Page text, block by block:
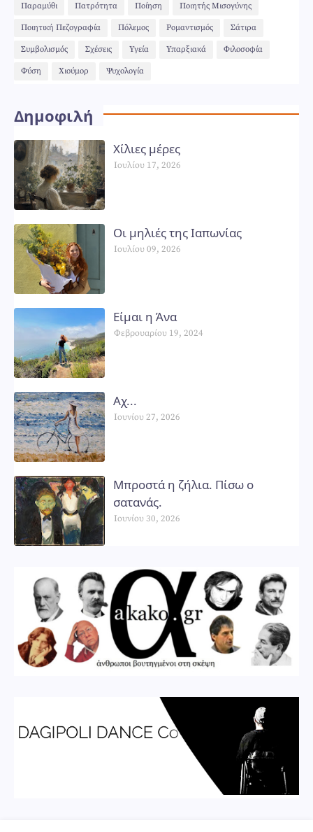
Παραμύθι Πατρότητα Ποίηση Ποιητής Μισογύνης
Ποιητική Πεζογραφία Πόλεμος Ρομαντισμός Σάτιρα
Συμβολισμός Σχέσεις Υγεία Υπαρξιακά Φιλοσοφία
Φύση Χιούμορ Ψυχολογία
Δημοφιλή
Χίλιες μέρες
Ιουλίου 17, 2026
Οι μηλιές της Ιαπωνίας
Ιουλίου 09, 2026
Είμαι η Άνα
Φεβρουαρίου 19, 2024
Αχ...
Ιουνίου 27, 2026
Μπροστά η ζήλια. Πίσω ο
σατανάς.
Ιουνίου 30, 2026